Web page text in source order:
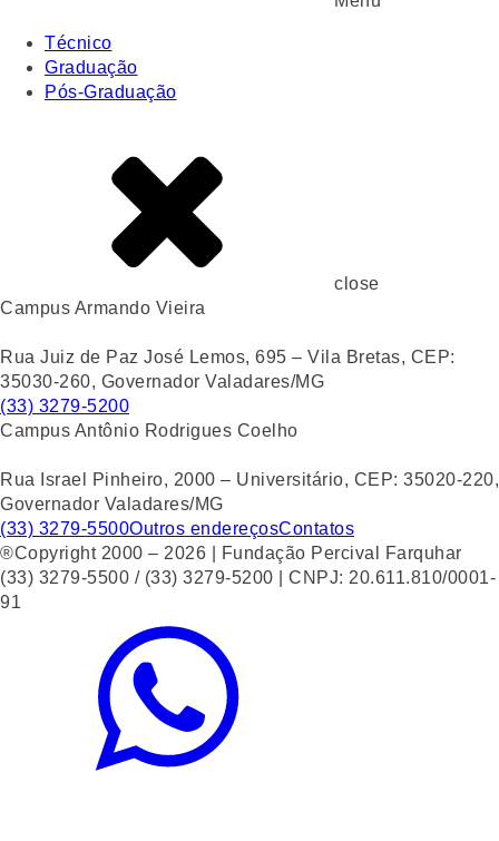
Técnico
Graduação
Pós-Graduação
close
Campus Armando Vieira
Rua Juiz de Paz José Lemos, 695 – Vila Bretas, CEP:
35030-260, Governador Valadares/MG
(33) 3279-5200
Campus Antônio Rodrigues Coelho
Rua Israel Pinheiro, 2000 – Universitário, CEP: 35020-220,
Governador Valadares/MG
(33) 3279-5500Outros endereçosContatos
®Copyright 2000 – 2026 | Fundação Percival Farquhar
(33) 3279-5500 / (33) 3279-5200 | CNPJ: 20.611.810/0001-
91